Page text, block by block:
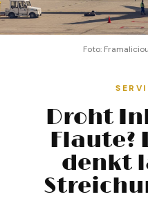
Foto:
Droht
Flaute?
denkt